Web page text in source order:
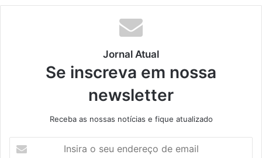
te
bo
ok
din ub
ra
Jornal Atual
Se inscreva em nossa
newsletter
Receba as nossas notícias e fique atualizado